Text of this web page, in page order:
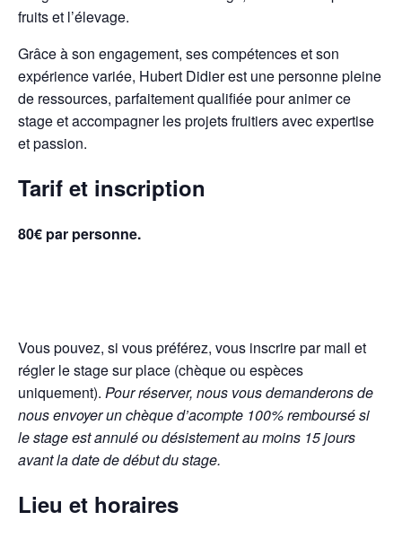
fruits et l’élevage.
Grâce à son engagement, ses compétences et son
expérience variée, Hubert Didier est une personne pleine
de ressources, parfaitement qualifiée pour animer ce
stage et accompagner les projets fruitiers avec expertise
et passion.
Tarif et inscription
80€ par personne.
Vous pouvez, si vous préférez, vous inscrire par mail et
régler le stage sur place (chèque ou espèces
uniquement). Pour réserver, nous vous demanderons de
nous envoyer un chèque d’acompte 100% remboursé si
le stage est annulé ou désistement au moins 15 jours
avant la date de début du stage.
Lieu et horaires